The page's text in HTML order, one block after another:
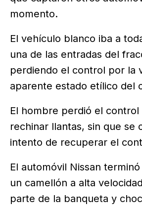
momento.
El vehículo blanco iba a
una de las entradas del
perdiendo el control por la
aparente estado etílico del
El hombre perdió el control
rechinar llantas, sin que se
intento de recuperar el
El automóvil Nissan
un camellón a alta
parte de la banqueta y